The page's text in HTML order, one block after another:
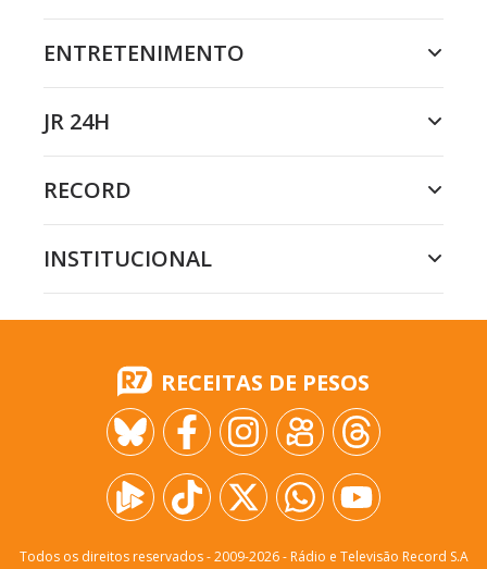
ENTRETENIMENTO
JR 24H
RECORD
INSTITUCIONAL
RECEITAS DE PESOS
Todos os direitos reservados - 2009-2026- Rádio e Televisão Record S.A